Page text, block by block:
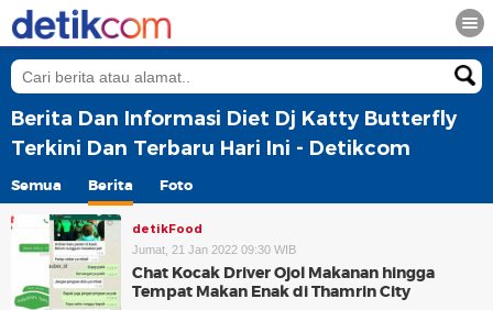
Berita Dan Informasi Diet Dj Katty Butterfly
Terkini Dan Terbaru Hari Ini - Detikcom
Semua Berita Foto
detikFood
Jumat, 21 Jan 2022 09:30 WIB
Chat Kocak Driver Ojol Makanan hingga
Tempat Makan Enak di Thamrin City